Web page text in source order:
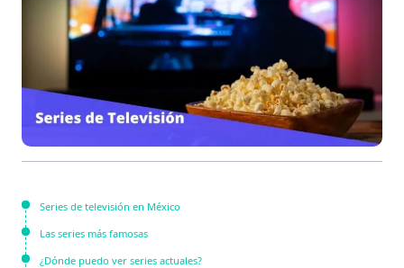
Series de televisión en México
Las series más famosas
¿Dónde puedo ver series actuales?